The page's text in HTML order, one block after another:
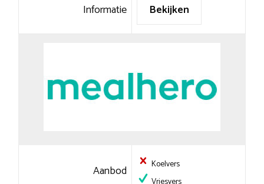
Informatie Bekijken
Aanbod
Koelvers
Vriesvers